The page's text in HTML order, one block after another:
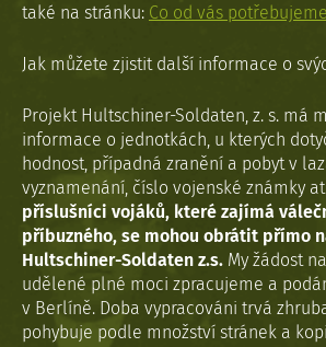
také na stránku: Co od vás
Jak můžete zjistit další informace o
Projekt Hultschiner-Soldaten, z. s. má
informace o jednotkách, u kterých
hodnost, případná zranění a pobyt v
vyznamenání, číslo vojenské známky
příslušníci vojáků, které zajímá
příbuzného, se mohou obrátit přímo
Hultschiner-Soldaten z.s. My žádost
udělené plné moci zpracujeme a
v Berlíně. Doba vypracováni trvá
pohybuje podle množství stránek a